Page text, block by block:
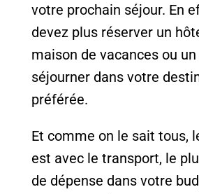
votre prochain séjour. En
devez plus réserver un
maison de vacances ou
séjourner dans votre
préférée.
Et comme on le sait tous,
est avec le transport, le
de dépense dans votre